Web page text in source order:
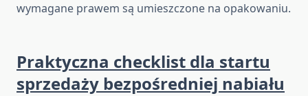
wymagane prawem są umieszczone na opakowaniu.
Praktyczna checklist dla startu
sprzedaży bezpośredniej nabiału